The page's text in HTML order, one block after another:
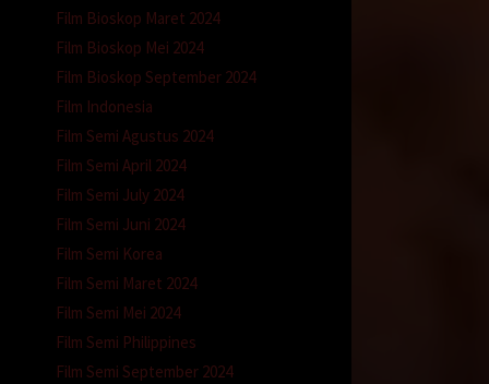
Film Bioskop Maret 2024
Film Bioskop Mei 2024
Film Bioskop September 2024
Film Indonesia
Film Semi Agustus 2024
Film Semi April 2024
Film Semi July 2024
Film Semi Juni 2024
Film Semi Korea
Film Semi Maret 2024
Film Semi Mei 2024
Film Semi Philippines
Film Semi September 2024